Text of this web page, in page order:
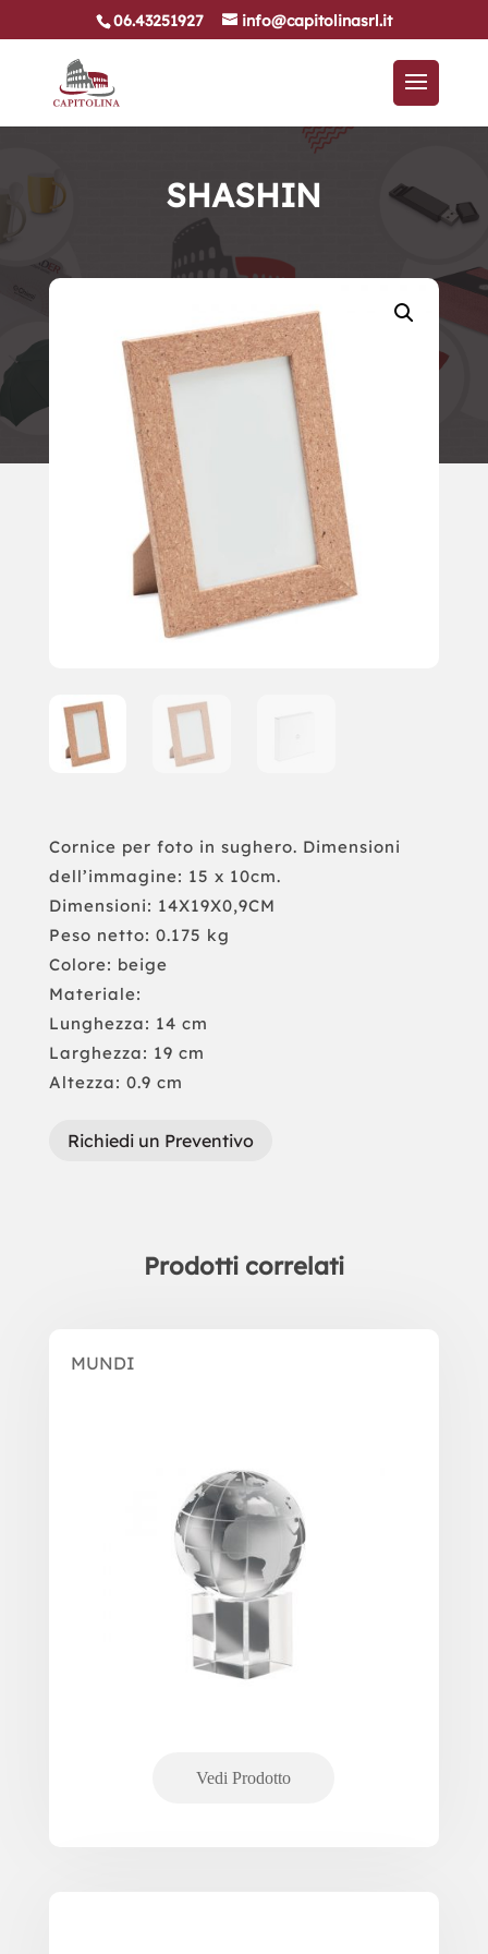
06.43251927 info@capitolinasrl.it
SHASHIN
Cornice per foto in sughero. Dimensioni
dell’immagine: 15 x 10cm.
Dimensioni: 14X19X0,9CM
Peso netto: 0.175 kg
Colore: beige
Materiale:
Lunghezza: 14 cm
Larghezza: 19 cm
Altezza: 0.9 cm
Richiedi un Preventivo
Prodotti correlati
MUNDI